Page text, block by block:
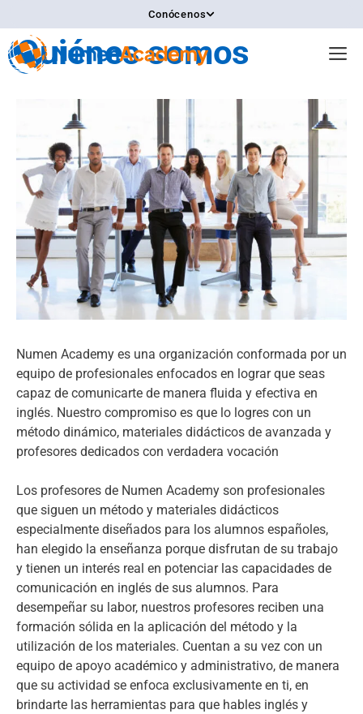
al
contenido
Conócenos
Quiénes somos
Numen Academy es una organización conformada por un
equipo de profesionales enfocados en lograr que seas
capaz de comunicarte de manera fluida y efectiva en
inglés. Nuestro compromiso es que lo logres con un
método dinámico, materiales didácticos de avanzada y
profesores dedicados con verdadera vocación
Los profesores de Numen Academy son profesionales
que siguen un método y materiales didácticos
especialmente diseñados para los alumnos españoles,
han elegido la enseñanza porque disfrutan de su trabajo
y tienen un interés real en potenciar las capacidades de
comunicación en inglés de sus alumnos. Para
desempeñar su labor, nuestros profesores reciben una
formación sólida en la aplicación del método y la
utilización de los materiales. Cuentan a su vez con un
equipo de apoyo académico y administrativo, de manera
que su actividad se enfoca exclusivamente en ti, en
brindarte las herramientas para que hables inglés y